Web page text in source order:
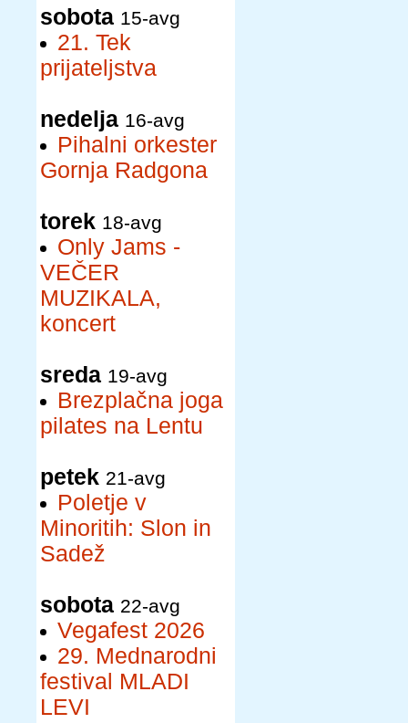
sobota 15-avg
21. Tek
prijateljstva
nedelja 16-avg
Pihalni orkester
Gornja Radgona
torek 18-avg
Only Jams -
VEČER
MUZIKALA,
koncert
sreda 19-avg
Brezplačna joga
pilates na Lentu
petek 21-avg
Poletje v
Minoritih: Slon in
Sadež
sobota 22-avg
Vegafest 2026
29. Mednarodni
festival MLADI
LEVI